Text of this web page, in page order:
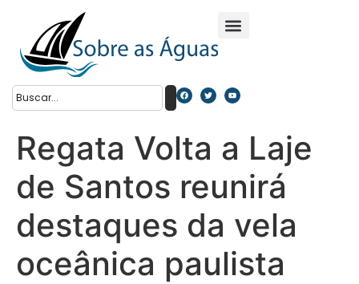
Regata Volta a Laje
de Santos reunirá
destaques da vela
oceânica paulista